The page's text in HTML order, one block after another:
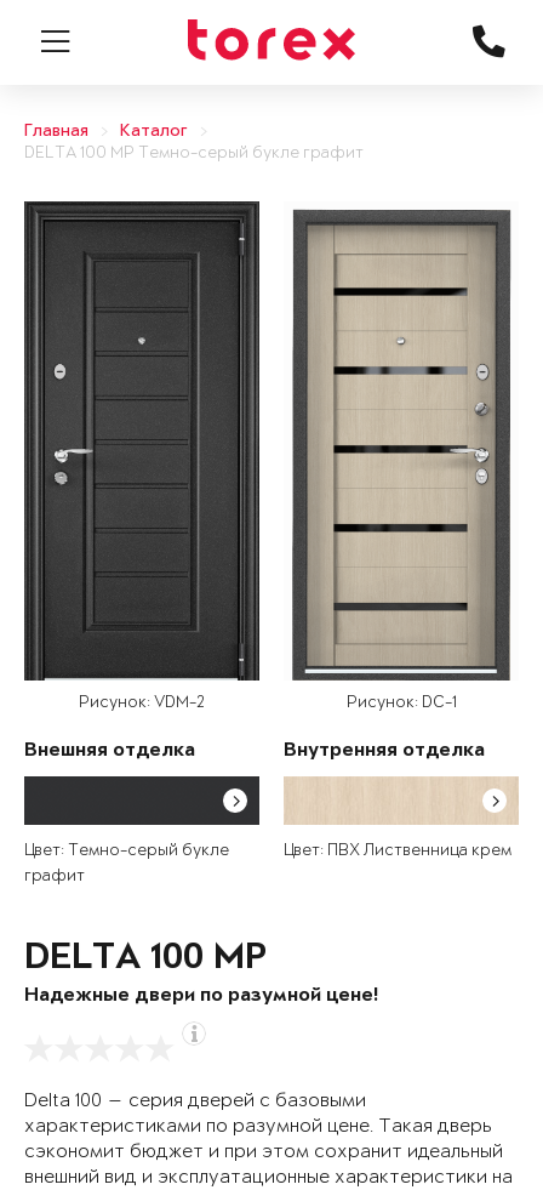
Главная
Каталог
DELTA 100 MP Темно-серый букле графит
Рисунок: VDM-2
Внешняя отделка
Цвет: Темно-серый букле
графит
Рисунок: DC-1
Внутренняя отделка
Цвет: ПВХ Лиственница крем
DELTA 100 MP
Надежные двери по разумной цене!
Delta 100 — серия дверей с базовыми
характеристиками по разумной цене. Такая дверь
сэкономит бюджет и при этом сохранит идеальный
внешний вид и эксплуатационные характеристики на